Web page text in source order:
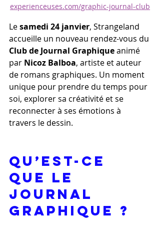
experienceuses.com/graphic-journal-club
Le samedi 24 janvier, Strangeland
accueille un nouveau rendez-vous du
Club de Journal Graphique animé
par Nicoz Balboa, artiste et auteur
de romans graphiques. Un moment
unique pour prendre du temps pour
soi, explorer sa créativité et se
reconnecter à ses émotions à
travers le dessin.
Qu’est-ce
que le
Journal
Graphique ?